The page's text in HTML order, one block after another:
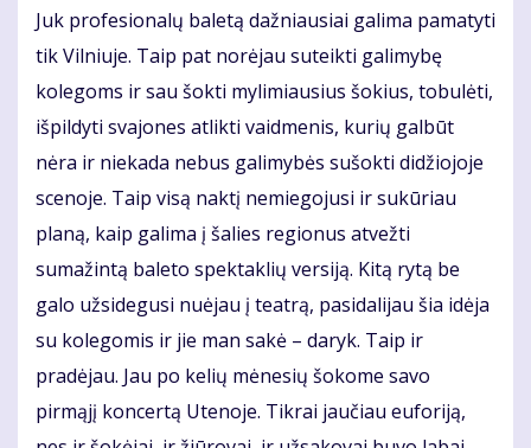
Juk profesionalų baletą dažniausiai galima pamatyti
tik Vilniuje. Taip pat norėjau suteikti galimybę
kolegoms ir sau šokti mylimiausius šokius, tobulėti,
išpildyti svajones atlikti vaidmenis, kurių galbūt
nėra ir niekada nebus galimybės sušokti didžiojoje
scenoje. Taip visą naktį nemiegojusi ir sukūriau
planą, kaip galima į šalies regionus atvežti
sumažintą baleto spektaklių versiją. Kitą rytą be
galo užsidegusi nuėjau į teatrą, pasidalijau šia idėja
su kolegomis ir jie man sakė – daryk. Taip ir
pradėjau. Jau po kelių mėnesių šokome savo
pirmąjį koncertą Utenoje. Tikrai jaučiau euforiją,